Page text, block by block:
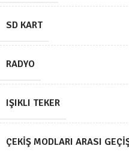
SD KART
RADYO
IŞIKLI TEKER
ÇEKIŞ MODLARI ARASI